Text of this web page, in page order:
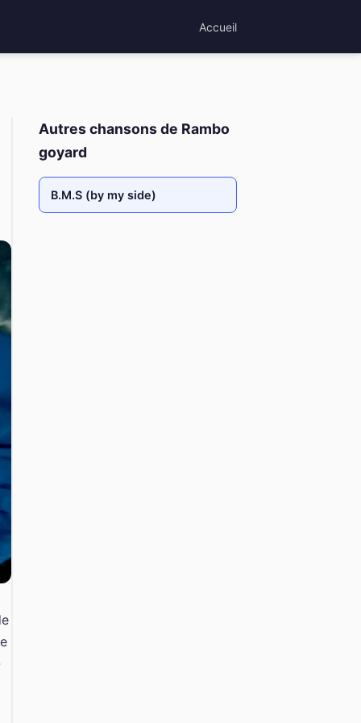
Accueil
Autres chansons de Rambo
goyard
B.M.S (by my side)